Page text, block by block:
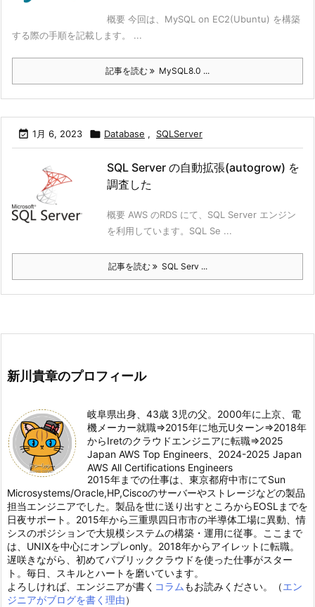
概要 今回は、MySQL on EC2(Ubuntu) を構築
する際の手順を記載します。 ...
記事を読む MySQL8.0 ...
 1月 6, 2023  Database , SQLServer
SQL Server の自動拡張(autogrow) を
調査した
概要 AWS のRDS にて、SQL Server エンジン
を利用しています。SQL Se ...
記事を読む SQL Serv ...
新川貴章のプロフィール
岐阜県出身、43歳 3児の父。2000年に上京、電
機メーカー就職⇒2015年に地元Uターン⇒2018年
からIretのクラウドエンジニアに転職⇒2025
Japan AWS Top Engineers、2024-2025 Japan
AWS All Certifications Engineers
2015年までの仕事は、東京都府中市にてSun
Microsystems/Oracle,HP,Ciscoのサーバーやストレージなどの製品
担当エンジニアでした。製品を世に送り出すところからEOSLまでを
日夜サポート。2015年から三重県四日市市の半導体工場に異動、情
シスのポジションで大規模システムの構築・運用に従事。ここまで
は、UNIXを中心にオンプレonly。2018年からアイレットに転職。
遅咲きながら、初めてパブリッククラウドを使った仕事がスター
ト。毎日、スキルとハートを磨いています。
よろしければ、エンジニアが書く コラム もお読みください。（エン
ジニアがブログを書く理由）